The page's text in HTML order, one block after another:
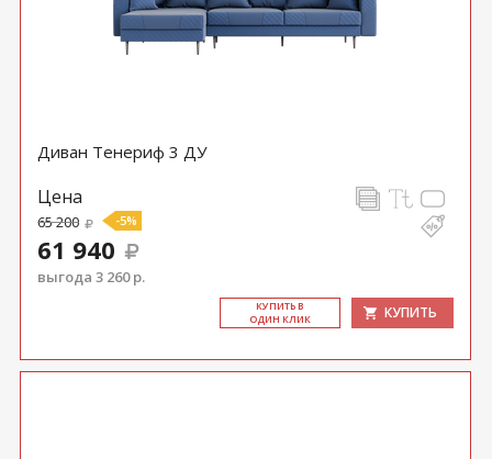
Диван Тенериф 3 ДУ
Цена
65 200 -5%
61 940
выгода 3 260 р.
КУ­ПИТЬ В
ОДИН КЛИК
КУПИТЬ